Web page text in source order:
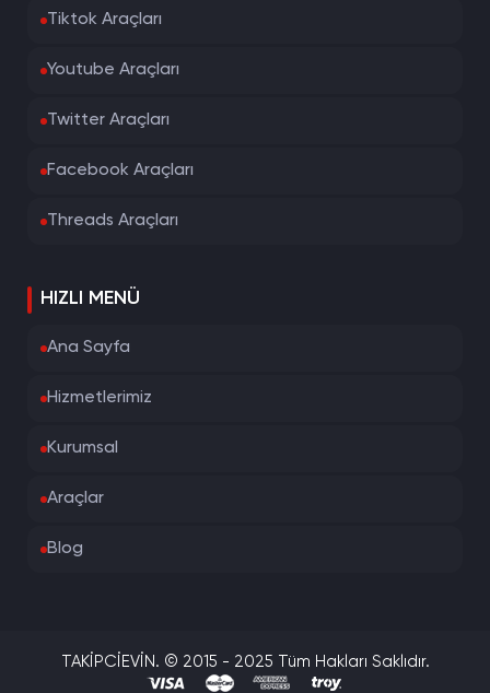
Tiktok Araçları
Youtube Araçları
Twitter Araçları
Facebook Araçları
Threads Araçları
HIZLI MENÜ
Ana Sayfa
Hizmetlerimiz
Kurumsal
Araçlar
Blog
TAKİPCİEVİN. © 2015 - 2025 Tüm Hakları Saklıdır.